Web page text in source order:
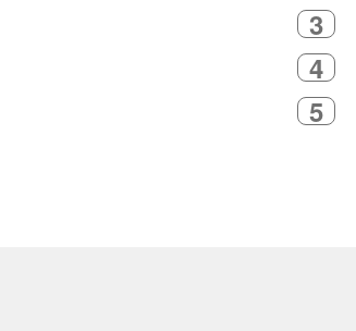
3
4
5